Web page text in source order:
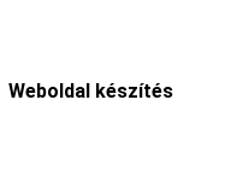
Weboldal készítés